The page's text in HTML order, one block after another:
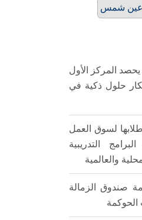
عين شمس
المركز الأول
حلول ذكية في
لسوق العمل
التدريبية
والعالمية
صندوق الزمالة
الحوكمة